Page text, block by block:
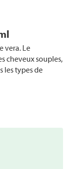
vera. Le
cheveux souples,
les types de